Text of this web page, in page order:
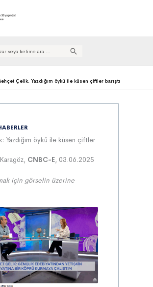
Çelik: Yazdığım öykü ile küsen çiftler barıştı
Yazdığım öykü ile küsen çiftler
CNBC-E, 03.06.2025
için görselin üzerine